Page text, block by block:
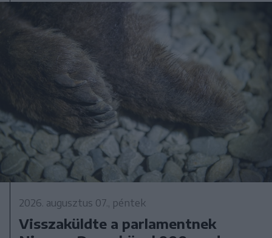
2026. augusztus 07., péntek
Visszaküldte a parlamentnek